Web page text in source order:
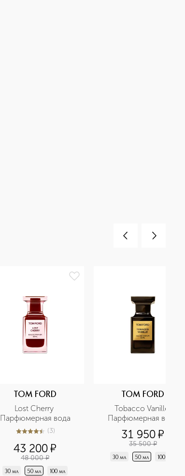
TOM FORD
Lost Cherry
Парфюмерная вода
4.4из53 (3)
43 200¤
48 000 ¤
30 мл 50 мл 100 мл
TOM FORD
Tobacco Vanille
Парфюмерная вода
31 950¤
35 500 ¤
30 мл 50 мл 100 мл